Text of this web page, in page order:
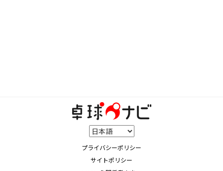
プライバシーポリシー
サイトポリシー